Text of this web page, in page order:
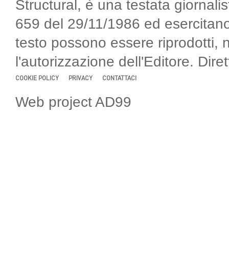
Structural, è una testata
659 del 29/11/1986 ed
testo possono essere riprodotti,
l'autorizzazione dell'Editore.
COOKIE POLICY PRIVACY CONTATTACI
Web project AD99